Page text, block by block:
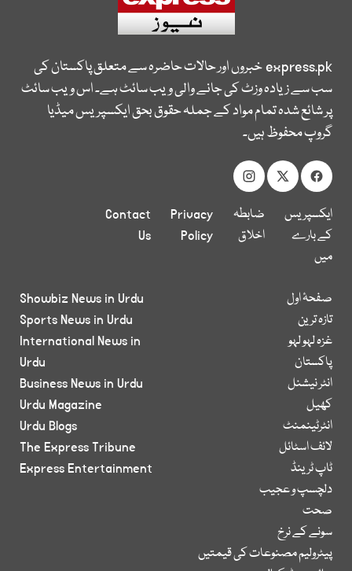
express.pkخبروں اور حالات حاضرہ سے متعلق پاکستان کی
سب سے زیادہ وزٹ کی جانے والی ویب سائٹ ہے۔ اس ویب سائٹ
پر شائع شدہ تمام مواد کے جملہ حقوق بحق ایکسپریس میڈیا
گروپ محفوظ ہیں۔
ایکسپریس
کے بارے
میں
ضابطہ
اخلاق
Privacy
Policy
Contact
Us
صفحۂ اول
تازہ ترین
غزہ لہو لہو
پاکستان
انٹر نیشنل
کھیل
انٹرٹینمنٹ
لائف اسٹائل
ٹاپ ٹرینڈ
دلچسپ و عجیب
صحت
سونے کے نرخ
پیٹرولیم مصنوعات کی قیمتیں
Showbiz News in Urdu
Sports News in Urdu
International News in
Urdu
Business News in Urdu
Urdu Magazine
Urdu Blogs
The Express Tribune
Express Entertainment